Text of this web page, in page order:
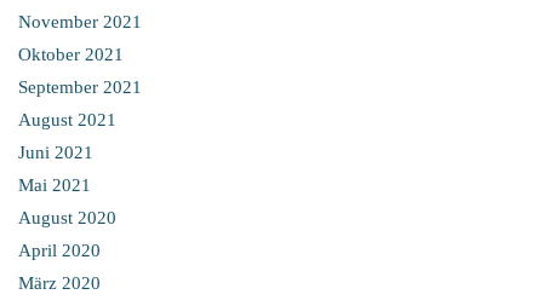
November 2021
Oktober 2021
September 2021
August 2021
Juni 2021
Mai 2021
August 2020
April 2020
März 2020